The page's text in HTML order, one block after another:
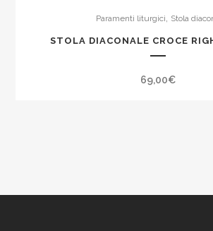
Paramenti liturgici Stola
STOLA DIACONALE CROCE
69,00€